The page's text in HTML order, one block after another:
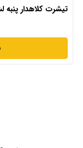
تیشرت کلاهدار پنبه